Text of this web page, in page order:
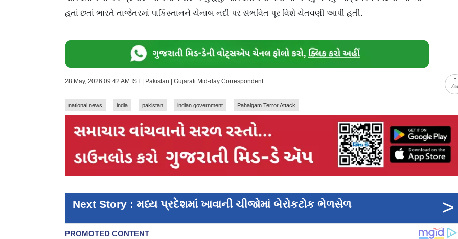
હતાં છતાં ભારતે તાજેતરમાં પાકિસ્તાનને ચેનાબ નદી પર સંભવિત પૂર વિશે ચેતવણી આપી હતી.
28 May, 2026 09:42 AM IST | Pakistan | Gujarati Mid-day Correspondent
national news india pakistan indian government Pahalgam Terror Attack
Next Story : મધ્ય પ્રદેશમાં ખાવાની ચીજોમાં બેરોકટોક ભેળસેળ >